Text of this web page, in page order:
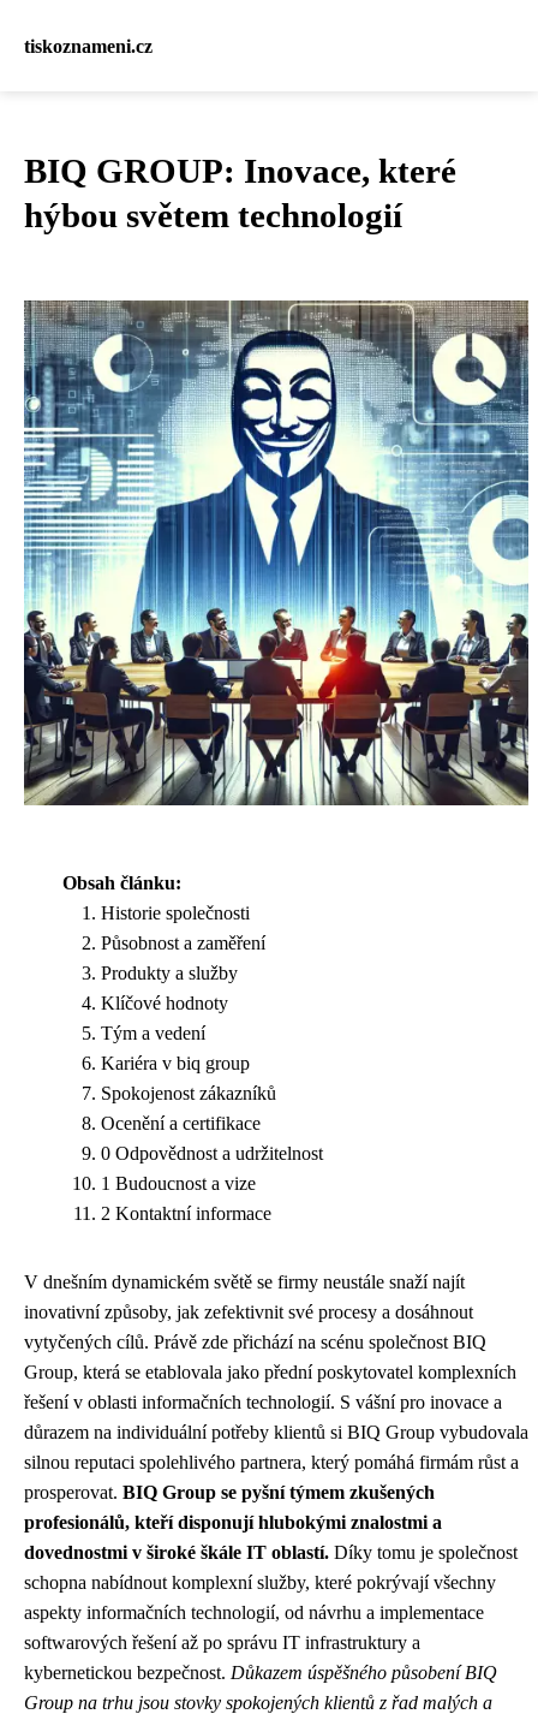
tiskoznameni.cz
BIQ GROUP: Inovace, které
hýbou světem technologií
Obsah článku:
Historie společnosti
Působnost a zaměření
Produkty a služby
Klíčové hodnoty
Tým a vedení
Kariéra v biq group
Spokojenost zákazníků
Ocenění a certifikace
0 Odpovědnost a udržitelnost
1 Budoucnost a vize
2 Kontaktní informace
V dnešním dynamickém světě se firmy neustále snaží najít
inovativní způsoby, jak zefektivnit své procesy a dosáhnout
vytyčených cílů. Právě zde přichází na scénu společnost BIQ
Group, která se etablovala jako přední poskytovatel komplexních
řešení v oblasti informačních technologií. S vášní pro inovace a
důrazem na individuální potřeby klientů si BIQ Group vybudovala
silnou reputaci spolehlivého partnera, který pomáhá firmám růst a
prosperovat. BIQ Group se pyšní týmem zkušených
profesionálů, kteří disponují hlubokými znalostmi a
dovednostmi v široké škále IT oblastí. Díky tomu je společnost
schopna nabídnout komplexní služby, které pokrývají všechny
aspekty informačních technologií, od návrhu a implementace
softwarových řešení až po správu IT infrastruktury a
kybernetickou bezpečnost. Důkazem úspěšného působení BIQ
Group na trhu jsou stovky spokojených klientů z řad malých a